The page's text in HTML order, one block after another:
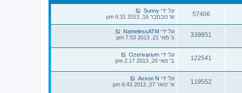
57406 על ידי Sunny
ש' נובמבר 16, 2013 6:31 pm
339851 על ידי NamelessATM
ג' מאי 21, 2013 7:53 pm
122541 על ידי Ozerivarium
ב' מאי 20, 2013 2:17 pm
119552 על ידי Axxon N
א' ינואר 27, 2013 6:43 pm